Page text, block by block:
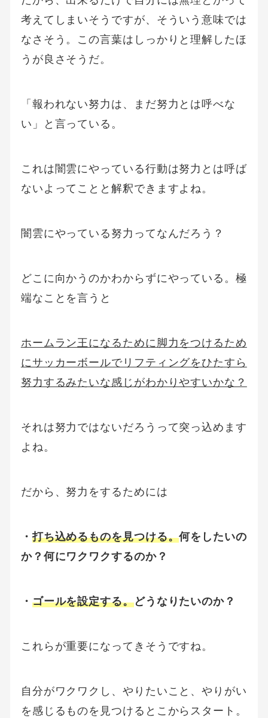
考えてしまいそうですが、そういう意味では
なさそう。この言葉はしっかりと理解したほ
うが良さそうだ。
「報われない努力は、まだ努力とは呼べな
い」と言っている。
これは闇雲にやっている行動は努力とは呼ば
ないよってことと解釈できますよね。
闇雲にやっている努力ってなんだろう？
どこに向かうのかわからずにやっている。極
端なことを言うと
ホームラン王になるために脚力をつけるため
にサッカーボールでリフティングをひたすら
努力するみたいな感じがわかりやすいかな？
それは努力ではないだろうって突っ込めます
よね。
だから、努力をするためには
・打ち込めるものを見つける。何をしたいの
か？何にワクワクするのか？
・ ゴールを設定する。どうなりたいのか？
これらが重要になってきそうですね。
自分がワクワクし、やりたいこと、やりがい
を感じるものを見つけるとこからスタート。